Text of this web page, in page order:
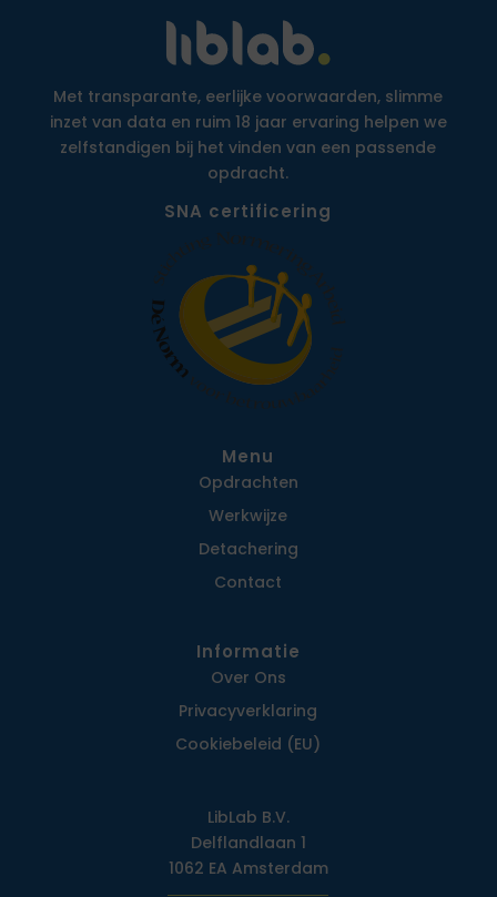
Met transparante, eerlijke voorwaarden, slimme
inzet van data en ruim 18 jaar ervaring helpen we
zelfstandigen bij het vinden van een passende
opdracht.
SNA certificering
Menu
Opdrachten
Werkwijze
Detachering
Contact
Informatie
Over Ons
Privacy­verklaring
Cookiebeleid (EU)
LibLab B.V.
Delflandlaan 1
1062 EA Amsterdam